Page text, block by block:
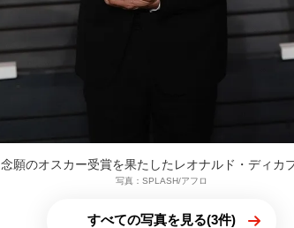
念願のオスカー受賞を果たしたレオナルド・ディカ
写真：SPLASH/アフロ
すべての写真を見る(3件)